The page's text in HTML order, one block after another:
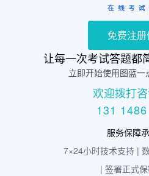
免费注
让每一次考试答题都
立即开始使用图蓝一
欢迎拨打
131
服务保障承
7×24小时技术支持 |
| 签署正式